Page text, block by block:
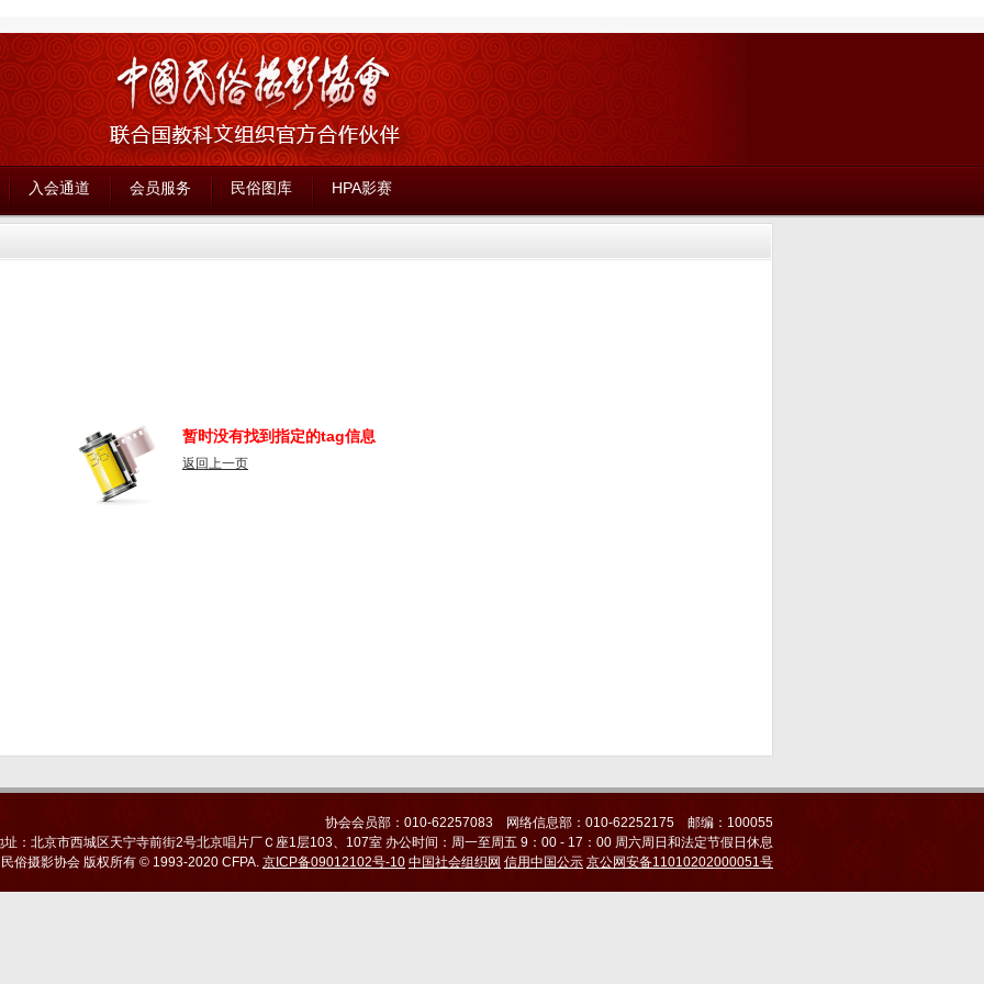
入会通道 会员服务 民俗图库 HPA影赛
暂时没有找到指定的tag信息
返回上一页
协会会员部：010-62257083 网络信息部：010-62252175 邮编：100055
址：北京市西城区天宁寺前街2号北京唱片厂Ｃ座1层103、107室 办公时间：周一至周五 9：00 - 17：00 周六周日和法定节假日休息
俗摄影协会 版权所有 © 1993-2020 CFPA. 京ICP备09012102号-10 中国社会组织网 信用中国公示 京公网安备11010202000051号